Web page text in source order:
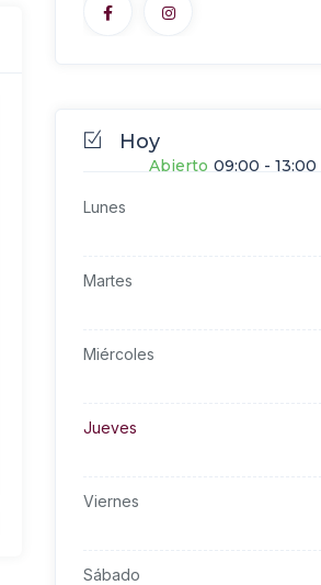
Hoy
Abierto 09:00 - 13:00
Lunes
Martes
Miércoles
Jueves
Viernes
Sábado